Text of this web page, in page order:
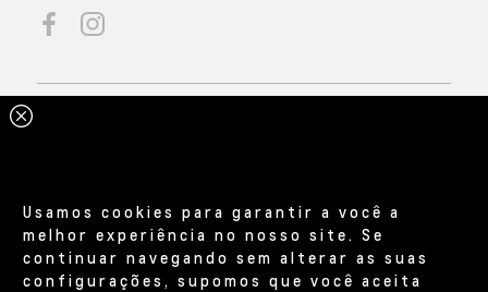
Usamos cookies para garantir a você a
melhor experiência no nosso site. Se
continuar navegando sem alterar as suas
configurações, supomos que você aceita